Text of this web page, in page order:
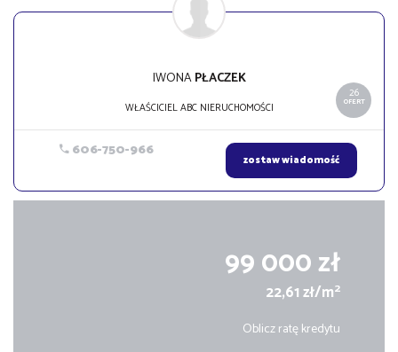
26
OFERT
IWONAPŁACZEK
WŁAŚCICIEL ABC NIERUCHOMOŚCI
606-750-966 zostaw wiadomość
99 000 zł
22,61 zł/m2
Oblicz ratę kredytu